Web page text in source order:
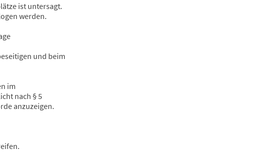
ist untersagt.
werden.
und beim
im
nach § 5
anzuzeigen.